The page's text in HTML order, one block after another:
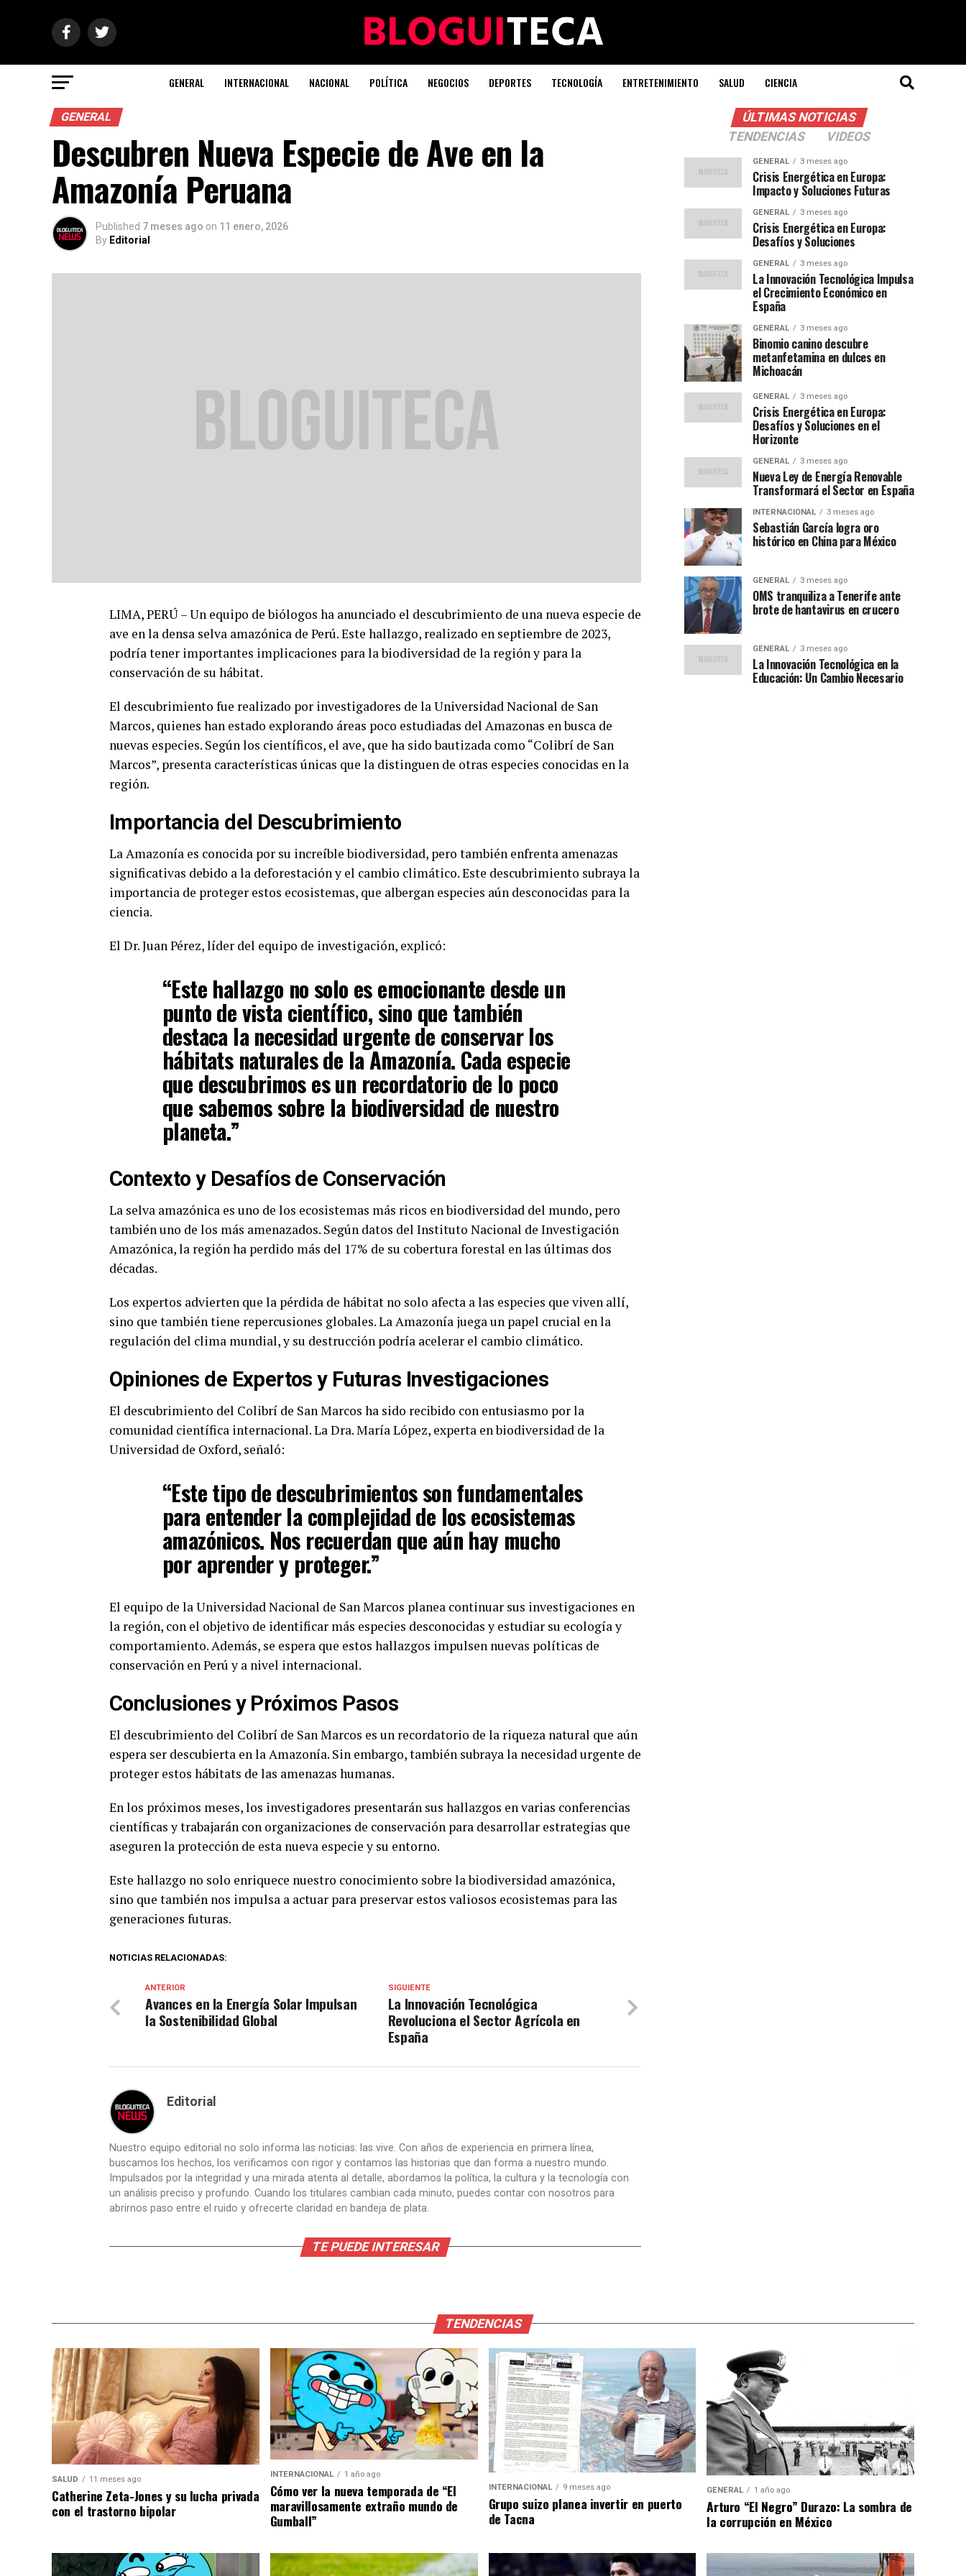
GENERAL INTERNACIONAL NACIONAL POLÍTICA NEGOCIOS DEPORTES TECNOLOGÍA ENTRETENIMIENTO SALUD CIENCIA
GENERAL
Descubren Nueva Especie de Ave en la
Amazonía Peruana
Published 7 meses ago on 11 enero, 2026
By Editorial
LIMA, PERÚ – Un equipo de biólogos ha anunciado el descubrimiento de una nueva especie de
ave en la densa selva amazónica de Perú. Este hallazgo, realizado en septiembre de 2023,
podría tener importantes implicaciones para la biodiversidad de la región y para la
conservación de su hábitat.
El descubrimiento fue realizado por investigadores de la Universidad Nacional de San
Marcos, quienes han estado explorando áreas poco estudiadas del Amazonas en busca de
nuevas especies. Según los científicos, el ave, que ha sido bautizada como “Colibrí de San
Marcos”, presenta características únicas que la distinguen de otras especies conocidas en la
región.
Importancia del Descubrimiento
La Amazonía es conocida por su increíble biodiversidad, pero también enfrenta amenazas
significativas debido a la deforestación y el cambio climático. Este descubrimiento subraya la
importancia de proteger estos ecosistemas, que albergan especies aún desconocidas para la
ciencia.
El Dr. Juan Pérez, líder del equipo de investigación, explicó:
“Este hallazgo no solo es emocionante desde un
punto de vista científico, sino que también
destaca la necesidad urgente de conservar los
hábitats naturales de la Amazonía. Cada especie
que descubrimos es un recordatorio de lo poco
que sabemos sobre la biodiversidad de nuestro
planeta.”
Contexto y Desafíos de Conservación
La selva amazónica es uno de los ecosistemas más ricos en biodiversidad del mundo, pero
también uno de los más amenazados. Según datos del Instituto Nacional de Investigación
Amazónica, la región ha perdido más del 17% de su cobertura forestal en las últimas dos
décadas.
Los expertos advierten que la pérdida de hábitat no solo afecta a las especies que viven allí,
sino que también tiene repercusiones globales. La Amazonía juega un papel crucial en la
regulación del clima mundial, y su destrucción podría acelerar el cambio climático.
Opiniones de Expertos y Futuras Investigaciones
El descubrimiento del Colibrí de San Marcos ha sido recibido con entusiasmo por la
comunidad científica internacional. La Dra. María López, experta en biodiversidad de la
Universidad de Oxford, señaló:
“Este tipo de descubrimientos son fundamentales
para entender la complejidad de los ecosistemas
amazónicos. Nos recuerdan que aún hay mucho
por aprender y proteger.”
El equipo de la Universidad Nacional de San Marcos planea continuar sus investigaciones en
la región, con el objetivo de identificar más especies desconocidas y estudiar su ecología y
comportamiento. Además, se espera que estos hallazgos impulsen nuevas políticas de
conservación en Perú y a nivel internacional.
Conclusiones y Próximos Pasos
El descubrimiento del Colibrí de San Marcos es un recordatorio de la riqueza natural que aún
espera ser descubierta en la Amazonía. Sin embargo, también subraya la necesidad urgente de
proteger estos hábitats de las amenazas humanas.
En los próximos meses, los investigadores presentarán sus hallazgos en varias conferencias
científicas y trabajarán con organizaciones de conservación para desarrollar estrategias que
aseguren la protección de esta nueva especie y su entorno.
Este hallazgo no solo enriquece nuestro conocimiento sobre la biodiversidad amazónica,
sino que también nos impulsa a actuar para preservar estos valiosos ecosistemas para las
generaciones futuras.
NOTICIAS RELACIONADAS:
SIGUIENTE
La Innovación Tecnológica
Revoluciona el Sector Agrícola en
España
ANTERIOR
Avances en la Energía Solar Impulsan
la Sostenibilidad Global
Editorial
Nuestro equipo editorial no solo informa las noticias: las vive. Con años de experiencia en primera línea,
buscamos los hechos, los verificamos con rigor y contamos las historias que dan forma a nuestro mundo.
Impulsados por la integridad y una mirada atenta al detalle, abordamos la política, la cultura y la tecnología con
un análisis preciso y profundo. Cuando los titulares cambian cada minuto, puedes contar con nosotros para
abrirnos paso entre el ruido y ofrecerte claridad en bandeja de plata.
TE PUEDE INTERESAR
ÚLTIMAS NOTICIAS
TENDENCIAS
VIDEOS
GENERAL 3 meses ago
Crisis Energética en Europa:
Impacto y Soluciones Futuras
GENERAL 3 meses ago
Crisis Energética en Europa:
Desafíos y Soluciones
GENERAL 3 meses ago
La Innovación Tecnológica Impulsa
el Crecimiento Económico en
España
GENERAL 3 meses ago
Binomio canino descubre
metanfetamina en dulces en
Michoacán
GENERAL 3 meses ago
Crisis Energética en Europa:
Desafíos y Soluciones en el
Horizonte
GENERAL 3 meses ago
Nueva Ley de Energía Renovable
Transformará el Sector en España
INTERNACIONAL 3 meses ago
Sebastián García logra oro
histórico en China para México
GENERAL 3 meses ago
OMS tranquiliza a Tenerife ante
brote de hantavirus en crucero
GENERAL 3 meses ago
La Innovación Tecnológica en la
Educación: Un Cambio Necesario
TENDENCIAS
SALUD 11 meses ago
Catherine Zeta-Jones y su lucha privada
con el trastorno bipolar
INTERNACIONAL 1 año ago
Cómo ver la nueva temporada de “El
maravillosamente extraño mundo de
Gumball”
INTERNACIONAL 9 meses ago
Grupo suizo planea invertir en puerto
de Tacna
GENERAL 1 año ago
Arturo “El Negro” Durazo: La sombra de
la corrupción en México